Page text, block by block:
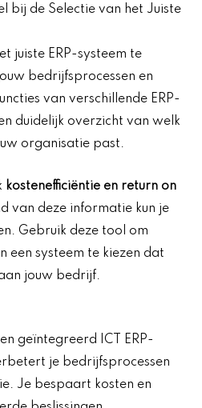
bij de Selectie van het Juiste
juiste ERP-systeem te
bedrijfsprocessen en
van verschillende ERP-
duidelijk overzicht van welk
organisatie past.
kostenefficiëntie en return on
van deze informatie kun je
Gebruik deze tool om
een systeem te kiezen dat
jouw bedrijf.
geïntegreerd ICT ERP-
je bedrijfsprocessen
Je bespaart kosten en